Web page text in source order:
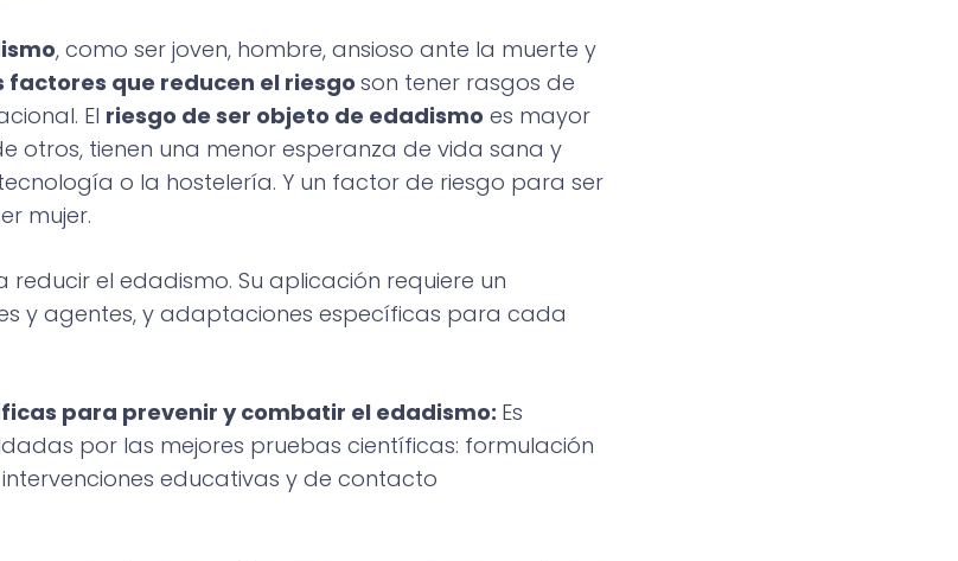
, como ser joven, hombre, ansioso ante la muerte y
factores que reducen el riesgo son tener rasgos de
El riesgo de ser objeto de edadismo es mayor
otros, tienen una menor esperanza de vida sana y
o la hostelería. Y un factor de riesgo para ser
mujer.
el edadismo. Su aplicación requiere un
y agentes, y adaptaciones específicas para cada
para prevenir y combatir el edadismo: Es
por las mejores pruebas científicas: formulación
educativas y de contacto